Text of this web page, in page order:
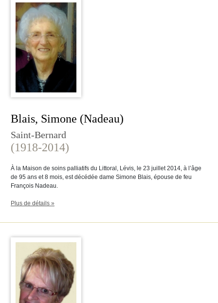
Blais, Simone (Nadeau)
Saint-Bernard
(1918-2014)
À la Maison de soins palliatifs du Littoral, Lévis, le 23 juillet 2014, à l’âge
de 95 ans et 8 mois, est décédée dame Simone Blais, épouse de feu
François Nadeau.
Plus de détails »